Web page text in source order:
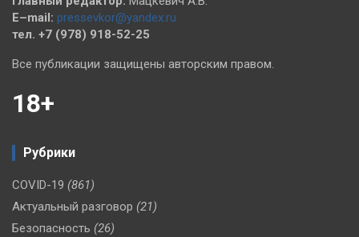
E–mail: pressevkor@yandex.ru
тел. +7 (978) 918-52-25
Все публикации защищены авторским правом.
18+
Рубрики
COVID-19 (861)
Актуальный разговор (21)
Безопасность (26)